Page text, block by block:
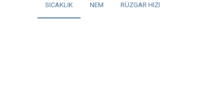
SICAKLIK NEM RÜZGAR HIZI